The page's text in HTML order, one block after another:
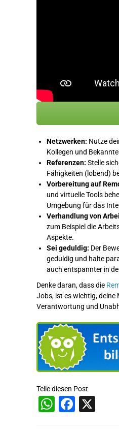
Netzwerken: Nutze
Kollegen und
Referenzen: Stelle
Fähigkeiten (lobend)
Vorbereitung auf
und virtuelle Tools
Umgebung für das
Verhandlung von
zum Beispiel die
Aspekte.
Sei geduldig: Der
geduldig und halte
auch entspannter in
Denke daran, dass die
Jobs, ist es wichtig, deine
Verantwortung und
Teile diesen Post
WhatsApp